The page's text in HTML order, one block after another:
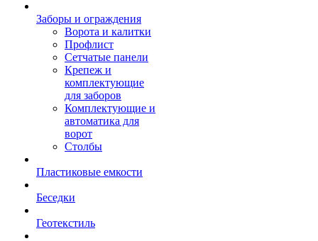
Заборы и ограждения
Ворота и калитки
Профлист
Сетчатые панели
Крепеж и
комплектующие
для заборов
Комплектующие и
автоматика для
ворот
Столбы
Пластиковые емкости
Беседки
Геотекстиль